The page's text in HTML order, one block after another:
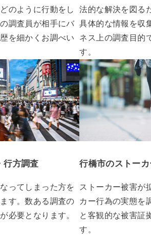
のように行動をし
調査員が相手にバ
を細かくお調べい
法的な解決を図る
具体的な情報を収
ネス上の調査目的
す。
行方調査
ってしまった方を
す。数ある調査の
必要となります。
行橋市のストー
ストーカー被害が
カー行為の実態を
と客観的な被害証
す。